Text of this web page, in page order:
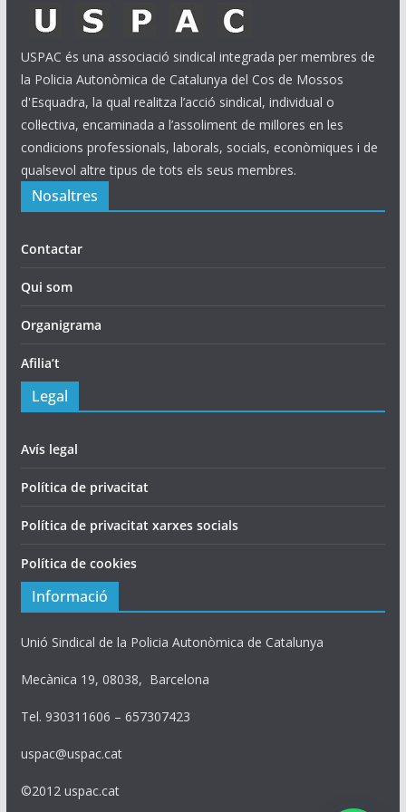
USPAC és una associació sindical integrada per membres de
la Policia Autonòmica de Catalunya del Cos de Mossos
d'Esquadra, la qual realitza l’acció sindical, individual o
col·lectiva, encaminada a l’assoliment de millores en les
condicions professionals, laborals, socials, econòmiques i de
qualsevol altre tipus de tots els seus membres.
Nosaltres
Contactar
Qui som
Organigrama
Afilia’t
Legal
Avís legal
Política de privacitat
Política de privacitat xarxes socials
Política de cookies
Informació
Unió Sindical de la Policia Autonòmica de Catalunya
Mecànica 19, 08038, Barcelona
Tel. 930311606 – 657307423
uspac@uspac.cat
©2012 uspac.cat